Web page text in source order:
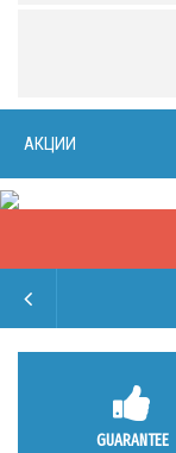
АКЦИИ
GUARANTEE